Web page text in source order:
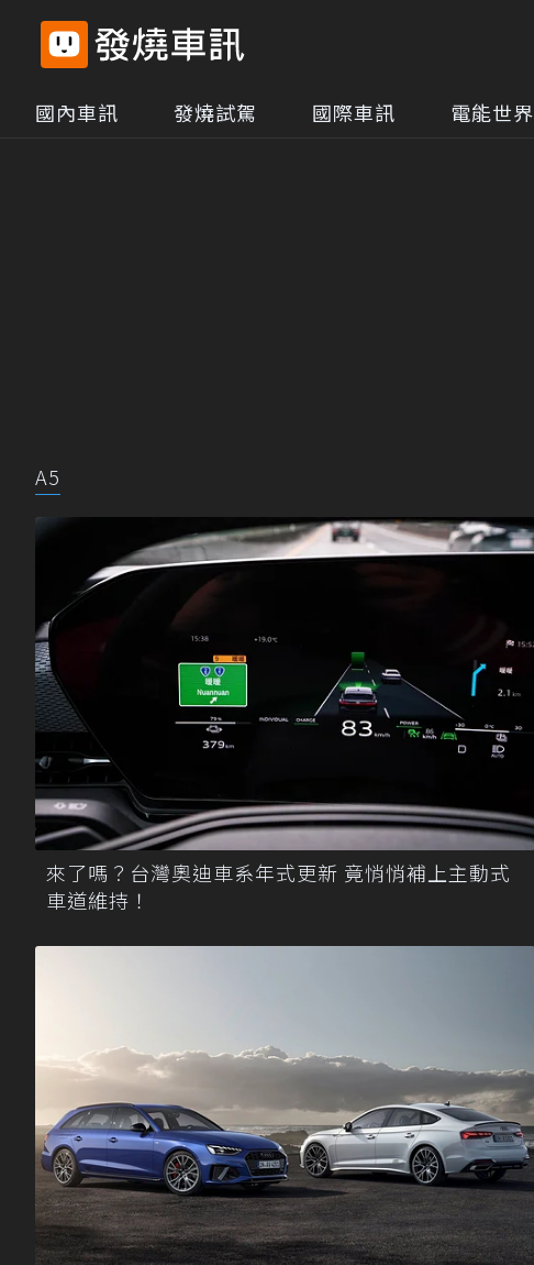
國內車訊 發燒試駕 國際車訊 電能世界
A5
來了嗎？台灣奧迪車系年式更新 竟悄悄補上主動式
車道維持！